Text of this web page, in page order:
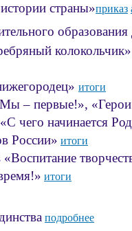
страны»приказ
образования
колокольчик»
итоги
– первые!»,
чего начинается
России» итоги
итоги
подробнее